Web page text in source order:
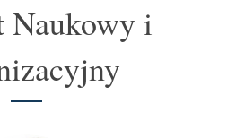
Naukowy i